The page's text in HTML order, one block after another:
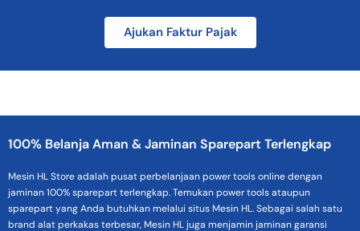
Ajukan Faktur Pajak
100% Belanja Aman & Jaminan Sparepart Terlengkap
Mesin HL Store adalah pusat perbelanjaan power tools online dengan
jaminan 100% sparepart terlengkap. Temukan power tools ataupun
sparepart yang Anda butuhkan melalui situs Mesin HL. Sebagai salah satu
brand alat perkakas terbesar, Mesin HL juga menjamin jaminan garansi